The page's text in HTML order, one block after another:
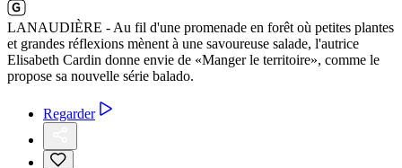
LANAUDIÈRE - Au fil d'une promenade en forêt où petites plantes
et grandes réflexions mènent à une savoureuse salade, l'autrice
Elisabeth Cardin donne envie de «Manger le territoire», comme le
propose sa nouvelle série balado.
Regarder